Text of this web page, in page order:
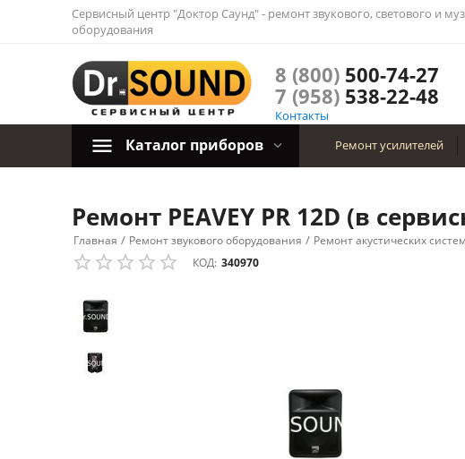
Сервисный центр "Доктор Саунд" - ремонт звукового, светового и
оборудования
8 (800)500-74-27
7 (958)538-22-48
Контакты
Каталог приборов Ремонт усилителей
Ремонт PEAVEY PR 12D (в
Главная / Ремонт звукового оборудования / Ремонт акустических систем
КОД: 340970